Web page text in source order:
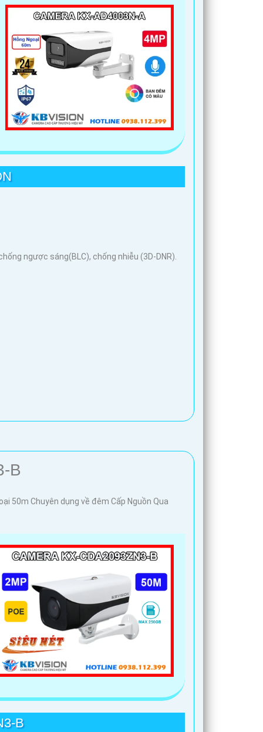
ngược sáng(BLC), chống nhiễu (3D-DNR).
B
50m Chuyên dụng về đêm Cấp Nguồn Qua
B